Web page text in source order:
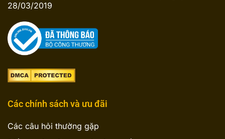
28/03/2019
Các chính sách và ưu đãi
Các câu hỏi thường gặp